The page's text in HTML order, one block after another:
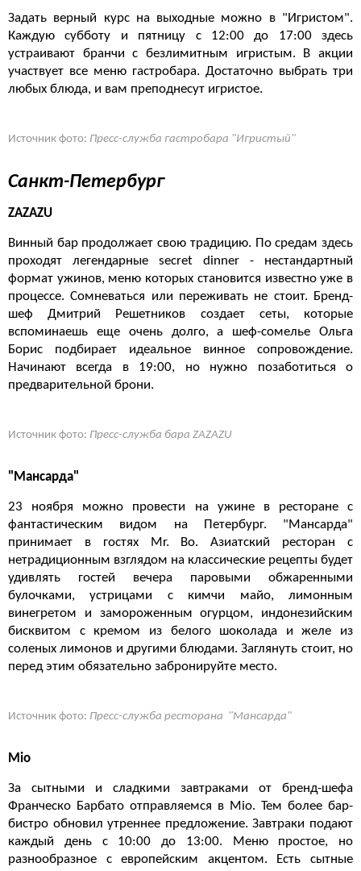
Задать верный курс на выходные можно в "Игристом".
Каждую субботу и пятницу с 12:00 до 17:00 здесь
устраивают бранчи с безлимитным игристым. В акции
участвует все меню гастробара. Достаточно выбрать три
любых блюда, и вам преподнесут игристое.
Источник фото: Пресс-служба гастробара "Игристый"
Санкт-Петербург
ZAZAZU
Винный бар продолжает свою традицию. По средам здесь
проходят легендарные secret dinner - нестандартный
формат ужинов, меню которых становится известно уже в
процессе. Сомневаться или переживать не стоит. Бренд-
шеф Дмитрий Решетников создает сеты, которые
вспоминаешь еще очень долго, а шеф-сомелье Ольга
Борис подбирает идеальное винное сопровождение.
Начинают всегда в 19:00, но нужно позаботиться о
предварительной брони.
Источник фото: Пресс-служба бара ZAZAZU
"Мансарда"
23 ноября можно провести на ужине в ресторане с
фантастическим видом на Петербург. "Мансарда"
принимает в гостях Mr. Bo. Азиатский ресторан с
нетрадиционным взглядом на классические рецепты будет
удивлять гостей вечера паровыми обжаренными
булочками, устрицами с кимчи майо, лимонным
винегретом и замороженным огурцом, индонезийским
бисквитом с кремом из белого шоколада и желе из
соленых лимонов и другими блюдами. Заглянуть стоит, но
перед этим обязательно забронируйте место.
Источник фото: Пресс-служба ресторана "Мансарда"
Mio
За сытными и сладкими завтраками от бренд-шефа
Франческо Барбато отправляемся в Mio. Тем более бар-
бистро обновил утреннее предложение. Завтраки подают
каждый день с 10:00 до 13:00. Меню простое, но
разнообразное с европейским акцентом. Есть сытные